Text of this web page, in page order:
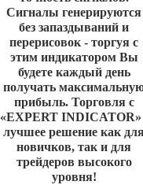
Сигналы генерируются
без запаздываний и
перерисовок - торгуя с
этим индикатором Вы
будете каждый день
получать
прибыль. Торговля с
«EXPERT INDICATOR»
лучшее решение как
новичков, так и для
трейдеров высокого
уровня!